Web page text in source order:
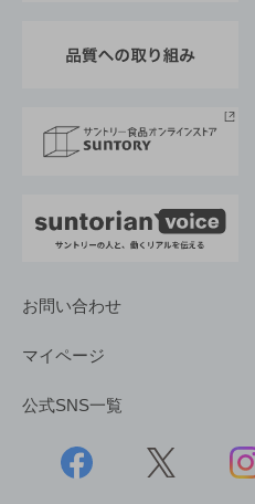
採用情報
お問い合わせ
マイページ
公式SNS一覧